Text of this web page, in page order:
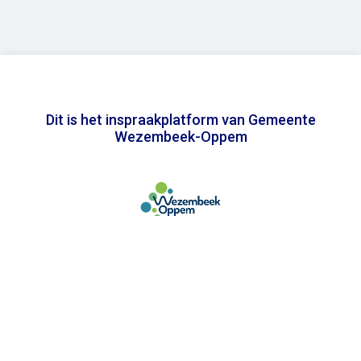
Dit is het inspraakplatform van Gemeente
Wezembeek-Oppem